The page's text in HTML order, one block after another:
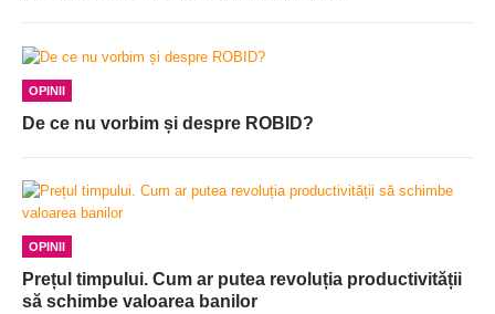
OPINII
De ce nu vorbim și despre ROBID?
OPINII
Prețul timpului. Cum ar putea revoluția productivității
să schimbe valoarea banilor